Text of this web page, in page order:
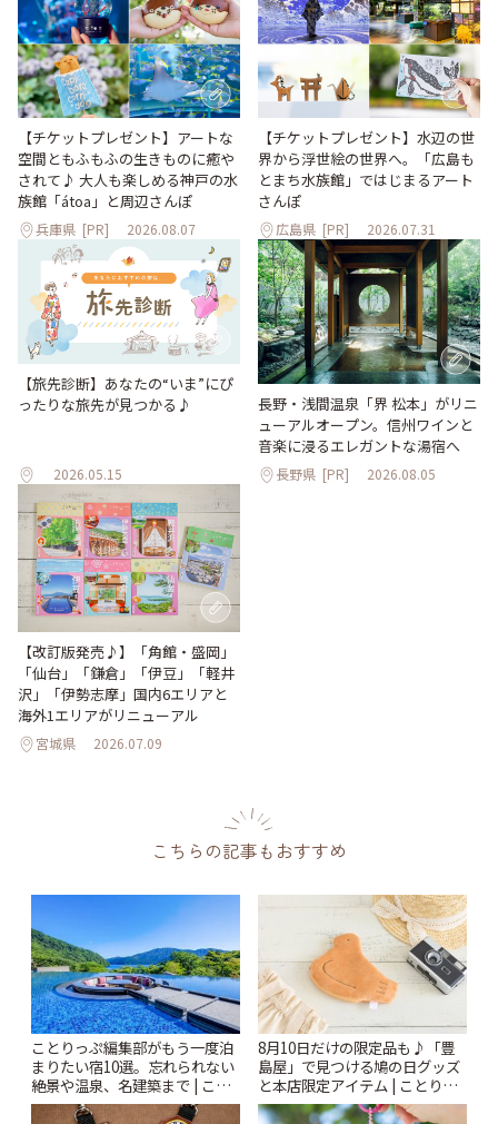
【チケットプレゼント】アートな
空間ともふもふの生きものに癒や
されて♪ 大人も楽しめる神戸の水
族館「átoa」と周辺さんぽ
兵庫県 [PR] 2026.08.07
【チケットプレゼント】水辺の世
界から浮世絵の世界へ。「広島も
とまち水族館」ではじまるアート
さんぽ
広島県 [PR] 2026.07.31
【旅先診断】あなたの“いま”にぴ
ったりな旅先が見つかる♪
2026.05.15
長野・浅間温泉「界 松本」がリニ
ューアルオープン。信州ワインと
音楽に浸るエレガントな湯宿へ
長野県 [PR] 2026.08.05
【改訂版発売♪】「角館・盛岡」
「仙台」「鎌倉」「伊豆」「軽井
沢」「伊勢志摩」国内6エリアと
海外1エリアがリニューアル
宮城県 2026.07.09
こちらの記事もおすすめ
ことりっぷ編集部がもう一度泊
まりたい宿10選。忘れられない
絶景や温泉、名建築まで | こと
りっぷ
8月10日だけの限定品も♪「豊
島屋」で見つける鳩の日グッズ
と本店限定アイテム | ことりっ
ぷ